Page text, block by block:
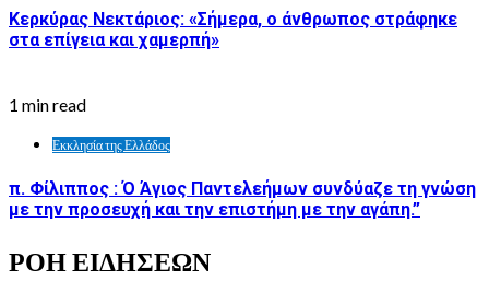
Κερκύρας Νεκτάριος: «Σήμερα, ο άνθρωπος στράφηκε
στα επίγεια και χαμερπή»
1 min read
Εκκλησία της Ελλάδος
π. Φίλιππος : Ό Άγιος Παντελεήμων συνδύαζε τη γνώση
με την προσευχή και την επιστήμη με την αγάπη.”
ΡΟΗ ΕΙΔΗΣΕΩΝ